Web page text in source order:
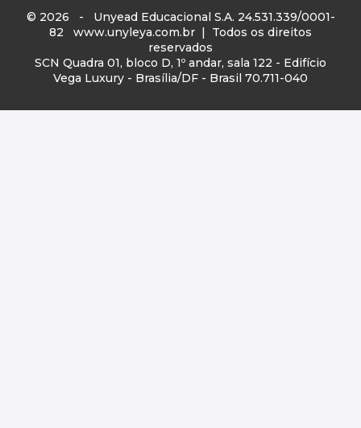
© 2026 - Unyead Educacional S.A. 24.531.339/0001-
82 www.unyleya.com.br | Todos os direitos
reservados
SCN Quadra 01, bloco D, 1º andar, sala 122 - Edifício
Vega Luxury - Brasília/DF - Brasil 70.711-040